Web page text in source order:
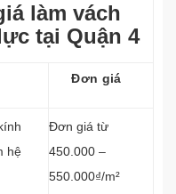
làm vách
tại Quận 4
Đơn giá
hệ
Đơn giá từ
450.000 –
550.000₫/m²